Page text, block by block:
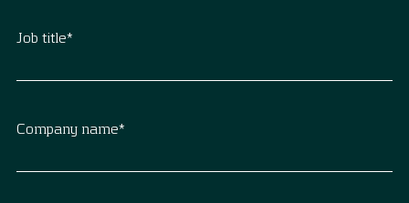
Job title*
Company name*